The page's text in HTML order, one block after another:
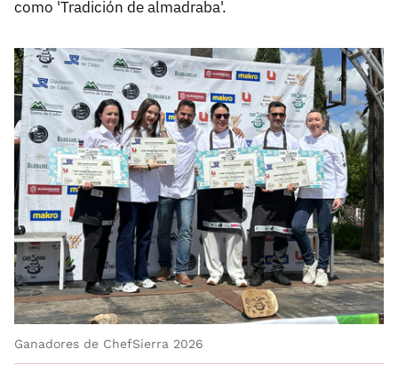
como 'Tradición de almadraba'.
Ganadores de ChefSierra 2026